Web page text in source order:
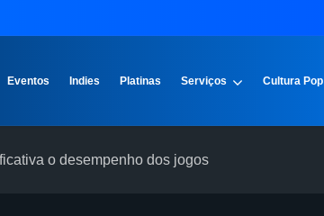
Eventos Indies Platinas Serviços Cultura Pop
o desempenho dos jogos